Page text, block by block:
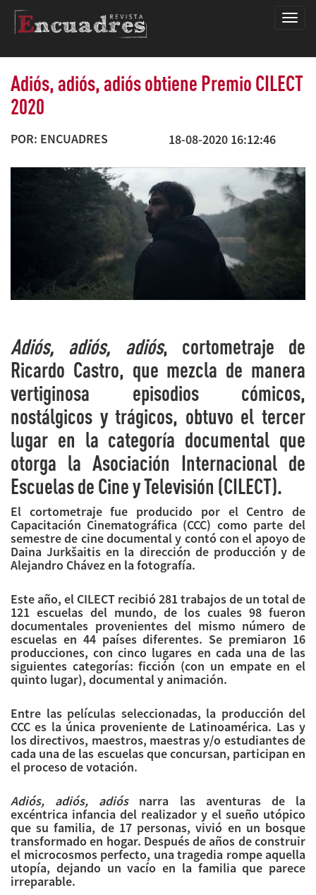
Adiós, adiós, adiós obtiene Premio CILECT
2020
POR: ENCUADRES 18-08-2020 16:12:46
Adiós, adiós, adiós, cortometraje de
Ricardo Castro, que mezcla de manera
vertiginosa episodios cómicos,
nostálgicos y trágicos, obtuvo el tercer
lugar en la categoría documental que
otorga la Asociación Internacional de
Escuelas de Cine y Televisión (CILECT).
El cortometraje fue producido por el Centro de
Capacitación Cinematográfica (CCC) como parte del
semestre de cine documental y contó con el apoyo de
Daina Jurkšaitis en la dirección de producción y de
Alejandro Chávez en la fotografía.
Este año, el CILECT recibió 281 trabajos de un total de
121 escuelas del mundo, de los cuales 98 fueron
documentales provenientes del mismo número de
escuelas en 44 países diferentes. Se premiaron 16
producciones, con cinco lugares en cada una de las
siguientes categorías: ficción (con un empate en el
quinto lugar), documental y animación.
Entre las películas seleccionadas, la producción del
CCC es la única proveniente de Latinoamérica. Las y
los directivos, maestros, maestras y/o estudiantes de
cada una de las escuelas que concursan, participan en
el proceso de votación.
Adiós, adiós, adiósnarra las aventuras de la
excéntrica infancia del realizador y el sueño utópico
que su familia, de 17 personas, vivió en un bosque
transformado en hogar. Después de años de construir
el microcosmos perfecto, una tragedia rompe aquella
utopía, dejando un vacío en la familia que parece
irreparable.